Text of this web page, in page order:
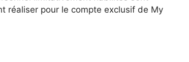
réaliser pour le compte exclusif de My